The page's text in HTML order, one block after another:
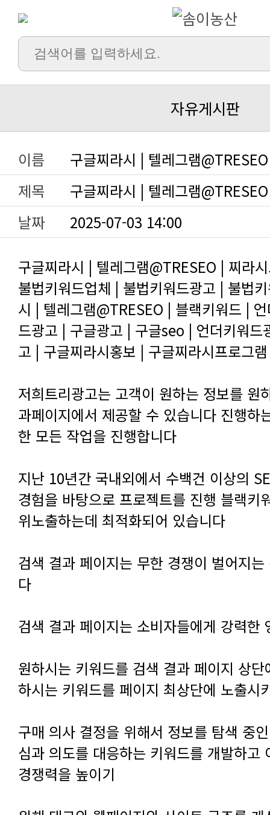
자유게시판
이름
구글찌라시 | 텔레그램@TRESEO
제목
구글찌라시 | 텔레그램
날짜
2025-07-03 14:00
구글찌라시 | 텔레그램@TRESEO | 찌라
고 | 구글찌라시홍보 | 구글찌라시프로그
한 모든 작업을 진행합니다
위노출하는데 최적화되어 있습니다
다
검색 결과 페이지는 소비자들에게 강력한
하시는 키워드를 페이지 최상단에 노출시
경쟁력을 높이기